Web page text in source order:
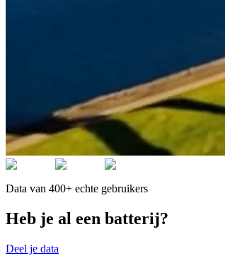
Data van 400+ echte gebruikers
Heb je al een batterij?
Deel je data